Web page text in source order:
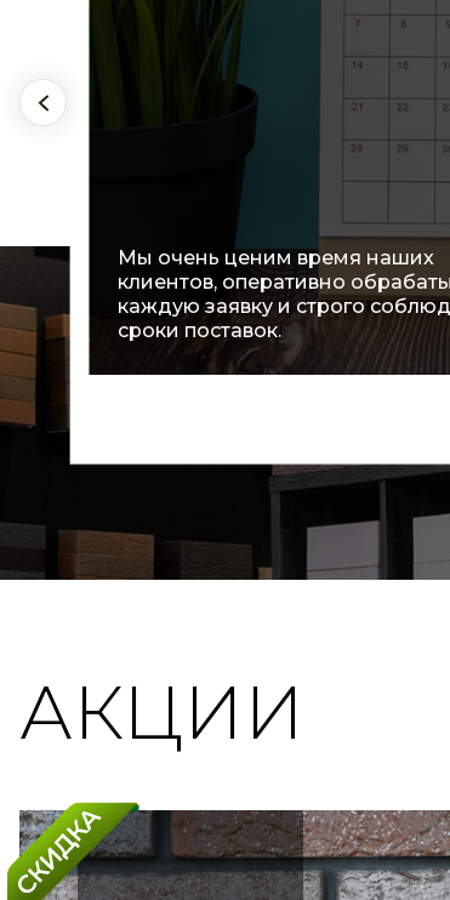
Мы очень ценим время наших
клиентов, оперативно
каждую заявку и строго
сроки поставок.
АКЦИИ